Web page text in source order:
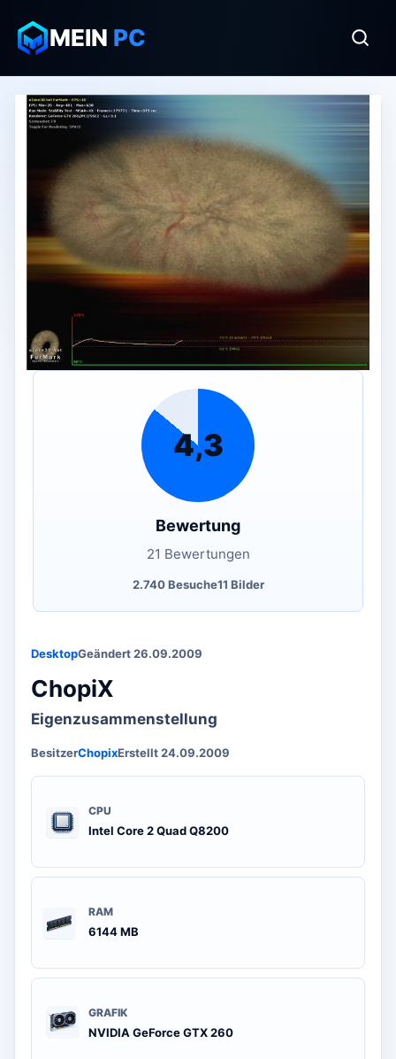
MEIN PC
DesktopGeändert 26.09.2009
ChopiX
Eigenzusammenstellung
BesitzerChopixErstellt 24.09.2009
CPU
Intel Core 2 Quad Q8200
RAM
6144 MB
GRAFIK
NVIDIA GeForce GTX 260
4,3
Bewertung
21 Bewertungen
2.740 Besuche11 Bilder